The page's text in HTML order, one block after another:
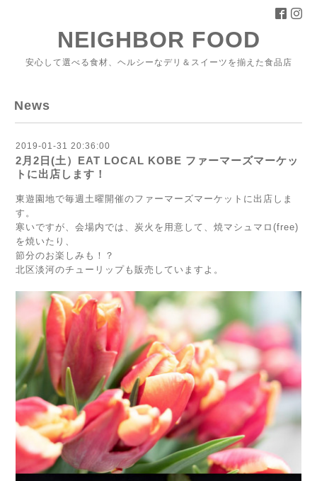
NEIGHBOR FOOD
安心して選べる食材、ヘルシーなデリ＆スイーツを揃えた食品店
News
2019-01-31 20:36:00
2月2日(土）EAT LOCAL KOBE ファーマーズマーケッ
トに出店します！
東遊園地で毎週土曜開催のファーマーズマーケットに出店しま
す。
寒いですが、会場内では、炭火を用意して、焼マシュマロ(free)
を焼いたり、
節分のお楽しみも！？
北区淡河のチューリップも販売していますよ。